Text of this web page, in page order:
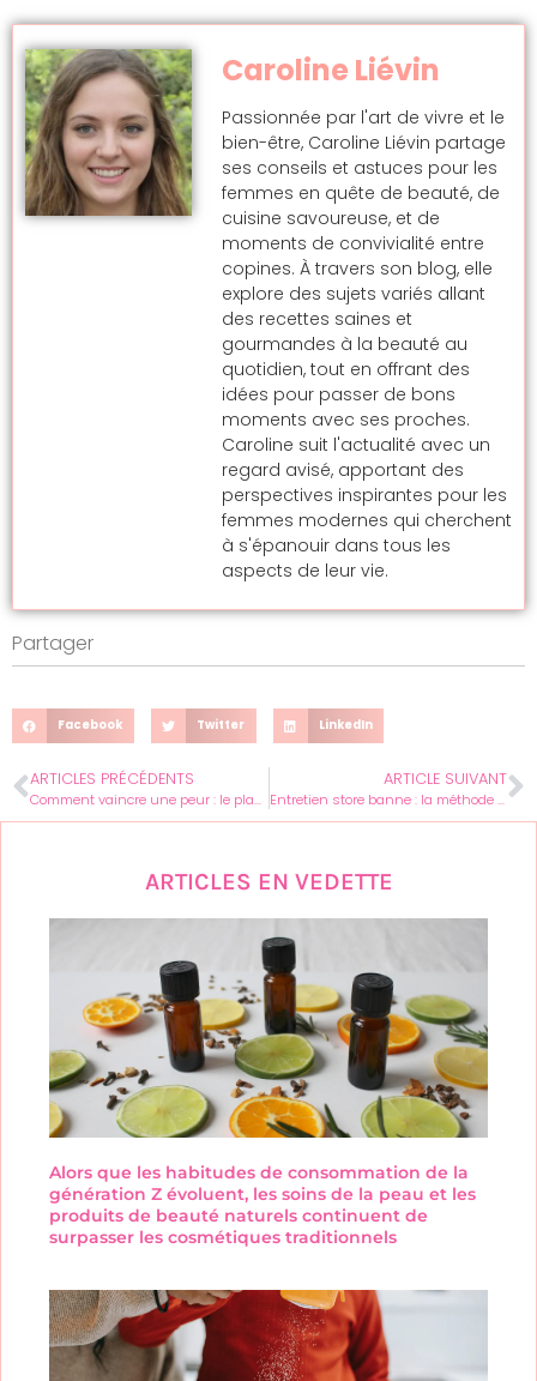
Caroline Liévin
Passionnée par l'art de vivre et le
bien-être, Caroline Liévin partage
ses conseils et astuces pour les
femmes en quête de beauté, de
cuisine savoureuse, et de
moments de convivialité entre
copines. À travers son blog, elle
explore des sujets variés allant
des recettes saines et
gourmandes à la beauté au
quotidien, tout en offrant des
idées pour passer de bons
moments avec ses proches.
Caroline suit l'actualité avec un
regard avisé, apportant des
perspectives inspirantes pour les
femmes modernes qui cherchent
à s'épanouir dans tous les
aspects de leur vie.
Partager
Facebook Twitter LinkedIn
ARTICLES PRÉCÉDENTS
Comment vaincre une peur : le plan concret pour s’en libérer ?
ARTICLE SUIVANT
Entretien store banne : la méthode simple pour prolonger la toile
ARTICLES EN VEDETTE
Alors que les habitudes de consommation de la
génération Z évoluent, les soins de la peau et les
produits de beauté naturels continuent de
surpasser les cosmétiques traditionnels